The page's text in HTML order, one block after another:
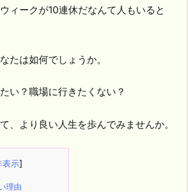
ィークが10連休だなんて人もいると
たは如何でしょうか。
い？職場に行きたくない？
、より良い人生を歩んでみませんか。
表示]
理由